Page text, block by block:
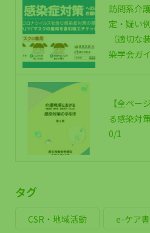
訪問系介
定・疑い
（適切な
染学会ガ
【全ペー
る感染対
0/1
タグ
CSR・地域活動 e-ケア